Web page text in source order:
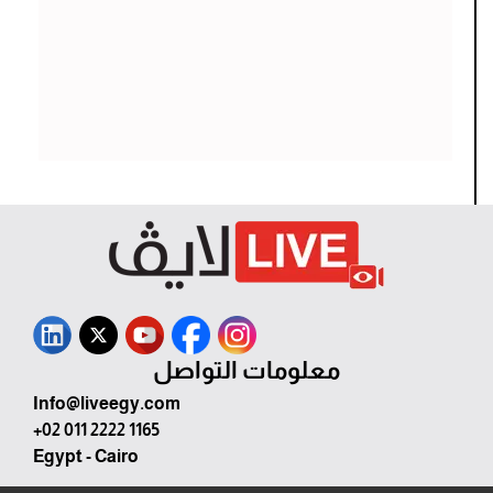
معلومات التواصل
Info@liveegy.com
+02 011 2222 1165
Egypt - Cairo